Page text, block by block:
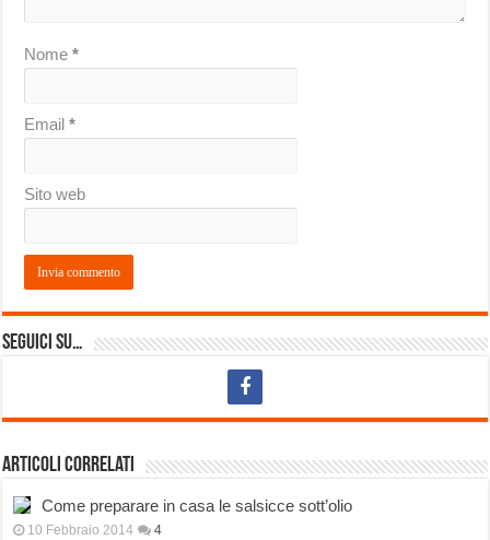
Nome*
Email*
Sito web
Seguici su…
Articoli correlati
Come preparare in casa le salsicce sott’olio
10 Febbraio 2014 4